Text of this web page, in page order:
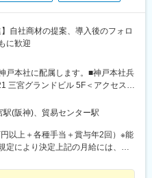
自社商材の提案、導入後のフォロ
に歓迎
戸本社に配属します。■神戸本社兵
三宮グランドビル 5F＜アクセス＞
神戸三宮駅」より徒歩10分・転勤
フィス内禁煙）
(阪神)、貿易センター駅
以上＋各種手当＋賞与年2回）※能
定により決定上記の月給には、営
以上支給（上記を超える時間外